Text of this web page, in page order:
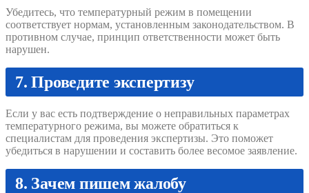
Убедитесь, что температурный режим в помещении
соответствует нормам, установленным законодательством. В
противном случае, принцип ответственности может быть
нарушен.
7. Проведите экспертизу
Если у вас есть подтверждение о неправильных параметрах
температурного режима, вы можете обратиться к
специалистам для проведения экспертизы. Это поможет
убедиться в нарушении и составить более весомое заявление.
8. Зачем пишем жалобу